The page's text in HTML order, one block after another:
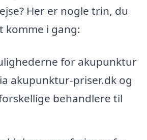
Her er nogle trin, du
komme i gang:
for akupunktur
akupunktur-priser.dk og
behandlere til